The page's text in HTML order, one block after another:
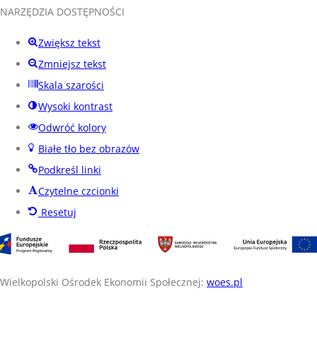
NARZĘDZIA DOSTĘPNOŚCI
Zwiększ tekst
Zmniejsz tekst
Skala szarości
Wysoki kontrast
Odwróć kolory
Białe tło bez obrazów
Podkreśl linki
Czytelne czcionki
Resetuj
Wielkopolski Ośrodek Ekonomii Społecznej: woes.pl